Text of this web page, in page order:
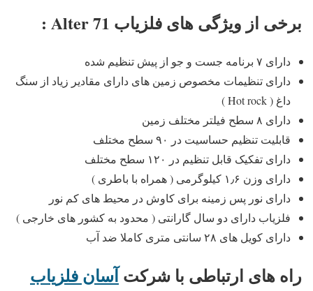
برخی از ویژگی های فلزیاب Alter 71 :
دارای ۷ برنامه جست و جو از پیش تنظیم شده
دارای تنظیمات مخصوص زمین های دارای مقادیر زیاد از سنگ
داغ ( Hot rock )
دارای ۸ سطح فیلتر مختلف زمین
قابلیت تنظیم حساسیت در ۹۰ سطح مختلف
دارای تفکیک قابل تنظیم در ۱۲۰ سطح مختلف
دارای وزن ۱٫۶ کیلوگرمی ( همراه با باطری )
دارای نور پس زمینه برای کاوش در محیط های کم نور
فلزیاب دارای دو سال گارانتی ( محدود به کشور های خارجی )
دارای کویل های ۲۸ سانتی متری کاملا ضد آب
راه های ارتباطی با شرکتآسان فلزیاب